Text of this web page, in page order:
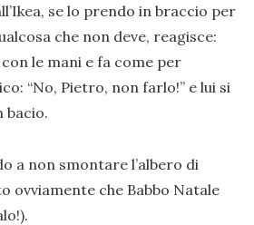
se lo prendo in braccio per
che non deve, reagisce:
le mani e fa come per
“No, Pietro, non farlo!” e lui si
bacio.
a non smontare l’albero di
ovviamente che Babbo Natale